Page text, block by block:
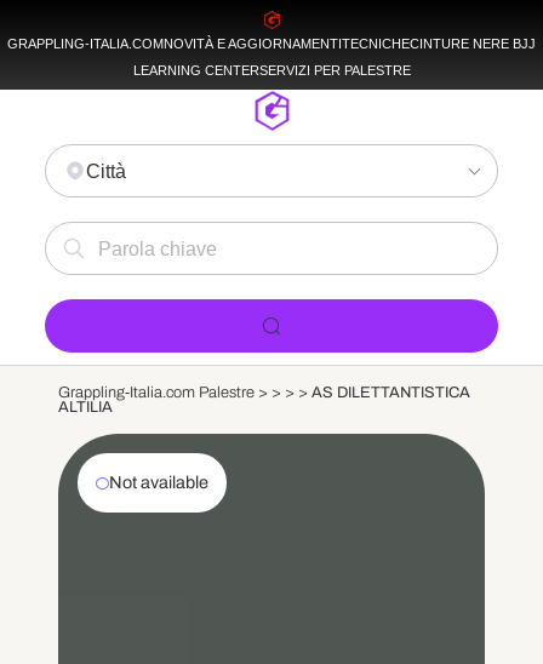
GRAPPLING-ITALIA.COMNOVITÀ E AGGIORNAMENTITECNICHECINTURE NERE BJJ
LEARNING CENTERSERVIZI PER PALESTRE
Città
Grappling-Italia.com Palestre > > > > AS DILETTANTISTICA
ALTILIA
Not available